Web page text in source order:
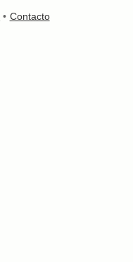
• Contacto